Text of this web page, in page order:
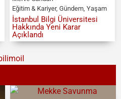
Eğitim & Kariyer, Gündem, Yaşam
İstanbul Bilgi Üniversitesi
Hakkında Yeni Karar
Açıklandı